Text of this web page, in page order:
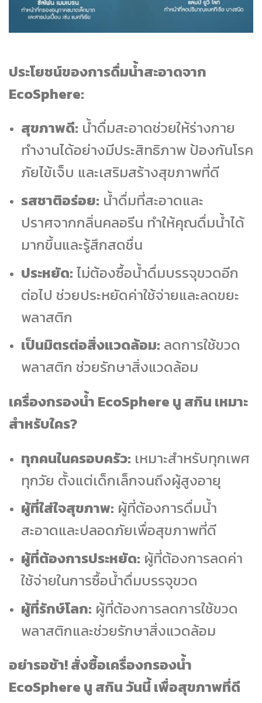
ประโยชน์ของการดื่มน้ำสะอาดจาก
EcoSphere:
สุขภาพดี: น้ำดื่มสะอาดช่วยให้ร่างกาย
ทำงานได้อย่างมีประสิทธิภาพ ป้องกันโรค
ภัยไข้เจ็บ และเสริมสร้างสุขภาพที่ดี
รสชาติอร่อย: น้ำดื่มที่สะอาดและ
ปราศจากกลิ่นคลอรีน ทำให้คุณดื่มน้ำได้
มากขึ้นและรู้สึกสดชื่น
ประหยัด: ไม่ต้องซื้อน้ำดื่มบรรจุขวดอีก
ต่อไป ช่วยประหยัดค่าใช้จ่ายและลดขยะ
พลาสติก
เป็นมิตรต่อสิ่งแวดล้อม: ลดการใช้ขวด
พลาสติก ช่วยรักษาสิ่งแวดล้อม
เครื่องกรองน้ำ EcoSphere นู สกิน เหมาะ
สำหรับใคร?
ทุกคนในครอบครัว: เหมาะสำหรับทุกเพศ
ทุกวัย ตั้งแต่เด็กเล็กจนถึงผู้สูงอายุ
ผู้ที่ใส่ใจสุขภาพ: ผู้ที่ต้องการดื่มน้ำ
สะอาดและปลอดภัยเพื่อสุขภาพที่ดี
ผู้ที่ต้องการประหยัด: ผู้ที่ต้องการลดค่า
ใช้จ่ายในการซื้อน้ำดื่มบรรจุขวด
ผู้ที่รักษ์โลก: ผู้ที่ต้องการลดการใช้ขวด
พลาสติกและช่วยรักษาสิ่งแวดล้อม
อย่ารอช้า! สั่งซื้อเครื่องกรองน้ำ
EcoSphere นู สกิน วันนี้ เพื่อสุขภาพที่ดี